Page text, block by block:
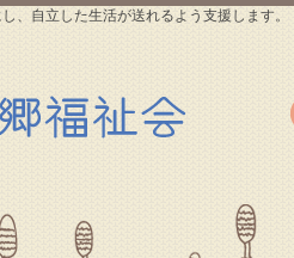
、自立した生活が送れるよう支援します。